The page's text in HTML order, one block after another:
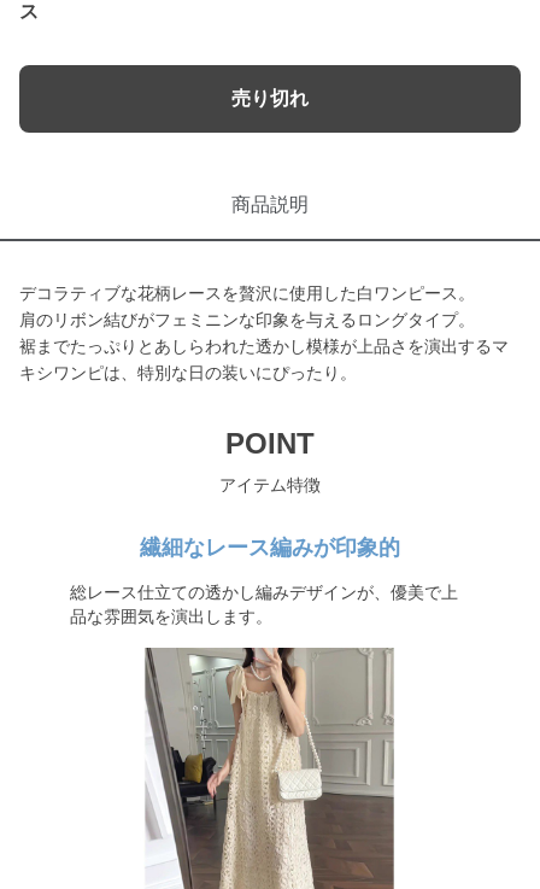
ス
売り切れ
商品説明
デコラティブな花柄レースを贅沢に使用した白ワンピース。
肩のリボン結びがフェミニンな印象を与えるロングタイプ。
裾までたっぷりとあしらわれた透かし模様が上品さを演出するマ
キシワンピは、特別な日の装いにぴったり。
POINT
アイテム特徴
繊細なレース編みが印象的
総レース仕立ての透かし編みデザインが、優美で上
品な雰囲気を演出します。